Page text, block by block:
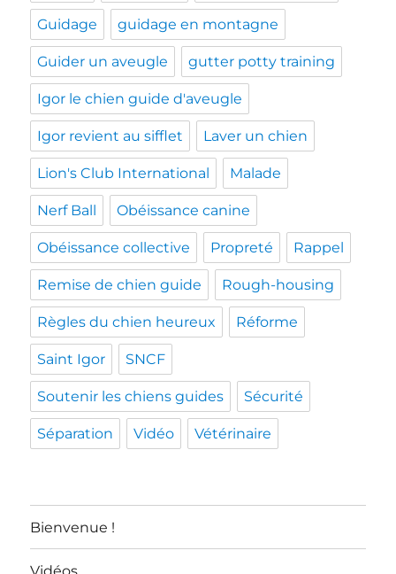
Guidage guidage en montagne
Guider un aveugle gutter potty training
Igor le chien guide d'aveugle
Igor revient au sifflet Laver un chien
Lion's Club International Malade
Nerf Ball Obéissance canine
Obéissance collective Propreté Rappel
Remise de chien guide Rough-housing
Règles du chien heureux Réforme
Saint Igor SNCF
Soutenir les chiens guides Sécurité
Séparation Vidéo Vétérinaire
Bienvenue !
Vidéos